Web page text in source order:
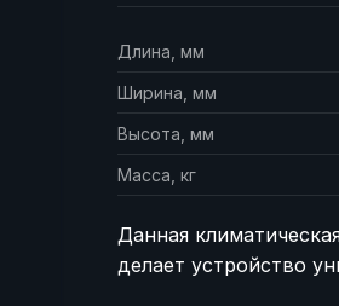
Длина, мм
Ширина, мм
Высота, мм
Масса, кг
Данная
делает устройство